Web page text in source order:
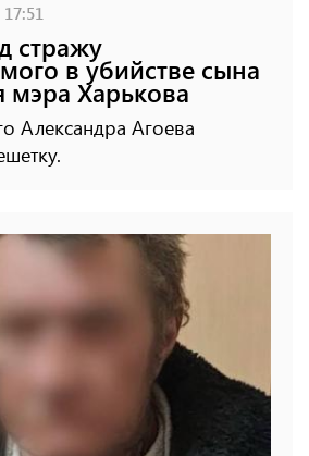
стражу
в убийстве сына
мэра Харькова
Александра Агоева